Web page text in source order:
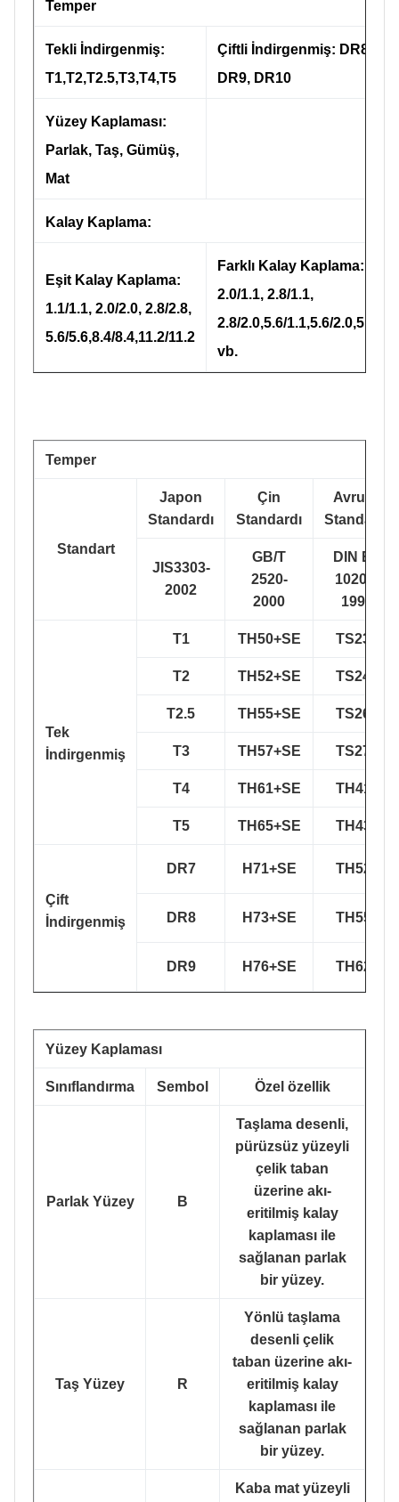
Temper
Tekli İndirgenmiş:
T1,T2,T2.5,T3,T4,T5
Çiftli İndirgenmiş: DR8,
DR9, DR10
Yüzey Kaplaması:
Parlak, Taş, Gümüş,
Mat
Kalay Kaplama:
Eşit Kalay Kaplama:
1.1/1.1, 2.0/2.0, 2.8/2.8,
5.6/5.6,8.4/8.4,11.2/11.2
Farklı Kalay Kaplama:
2.0/1.1, 2.8/1.1,
2.8/2.0,5.6/1.1,5.6/2.0,5.6/
vb.
Temper
Standart
Japon
Standardı
Çin
Standardı
Avrupa
Standardı
JIS3303-
2002
GB/T
2520-
2000
DIN EN
10203-
1991
Tek
İndirgenmiş
T1 TH50+SE TS230
T2 TH52+SE TS245
T2.5 TH55+SE TS260
T3 TH57+SE TS275
T4 TH61+SE TH415
T5 TH65+SE TH435
Çift
İndirgenmiş
DR7 H71+SE TH520
DR8 H73+SE TH550
DR9 H76+SE TH620
Yüzey Kaplaması
Sınıflandırma Sembol Özel özellik
Parlak Yüzey B
Taşlama desenli,
pürüzsüz yüzeyli
çelik taban
üzerine akı-
eritilmiş kalay
kaplaması ile
sağlanan parlak
bir yüzey.
Taş Yüzey R
Yönlü taşlama
desenli çelik
taban üzerine akı-
eritilmiş kalay
kaplaması ile
sağlanan parlak
bir yüzey.
Kaba mat yüzeyli